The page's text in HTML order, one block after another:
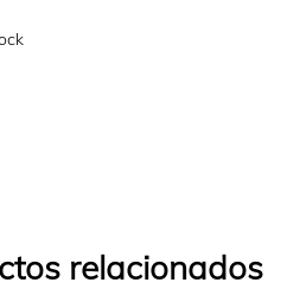
relacionados